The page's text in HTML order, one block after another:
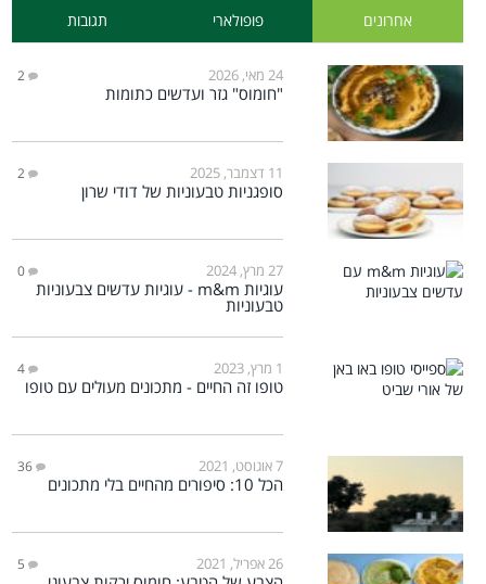
אחרונים פופולארי תגובות
24 מאי, 2026 2
"חומוס" גזר ועדשים כתומות
11 דצמבר, 2025 2
סופגניות טבעוניות של דודי שרון
27 מרץ, 2024 0
עוגיות m&m - עוגיות עדשים צבעוניות
טבעוניות
1 מרץ, 2023 4
טופו זה החיים - מתכונים מעולים עם טופו
7 אוגוסט, 2021 36
הכל 10: סיפורים מהחיים בלי מתכונים
26 אפריל, 2021 5